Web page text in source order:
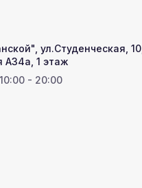
ул.Студенческая, 10,
А34а, 1 этаж
- 20:00